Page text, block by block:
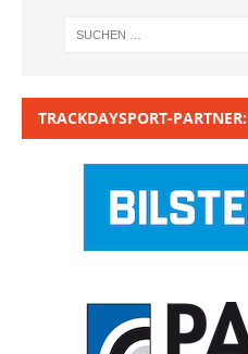
TRACKDAYSPORT-PARTNER: